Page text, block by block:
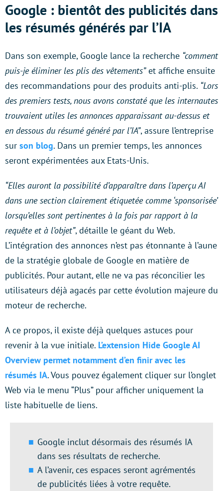
Google : bientôt des publicités dans
les résumés générés par l’IA
Dans son exemple, Google lance la recherche “comment
puis-je éliminer les plis des vêtements”et affiche ensuite
des recommandations pour des produits anti-plis. “Lors
des premiers tests, nous avons constaté que les internautes
trouvaient utiles les annonces apparaissant au-dessus et
en dessous du résumé généré par l’IA”, assure l’entreprise
sur son blog. Dans un premier temps, les annonces
seront expérimentées aux Etats-Unis.
“Elles auront la possibilité d’apparaître dans l’aperçu AI
dans une section clairement étiquetée comme ‘sponsorisée’
lorsqu’elles sont pertinentes à la fois par rapport à la
requête et à l’objet”, détaille le géant du Web.
L’intégration des annonces n’est pas étonnante à l’aune
de la stratégie globale de Google en matière de
publicités. Pour autant, elle ne va pas réconcilier les
utilisateurs déjà agacés par cette évolution majeure du
moteur de recherche.
A ce propos, il existe déjà quelques astuces pour
revenir à la vue initiale. L’extension Hide Google AI
Overview permet notamment d’en finir avec les
résumés IA. Vous pouvez également cliquer sur l’onglet
Web via le menu “Plus” pour afficher uniquement la
liste habituelle de liens.
Google inclut désormais des résumés IA
dans ses résultats de recherche.
A l’avenir, ces espaces seront agrémentés
de publicités liées à votre requête.